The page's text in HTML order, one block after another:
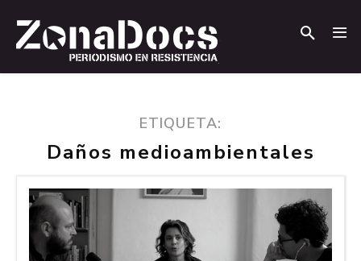
ETIQUETA:
Daños medioambientales